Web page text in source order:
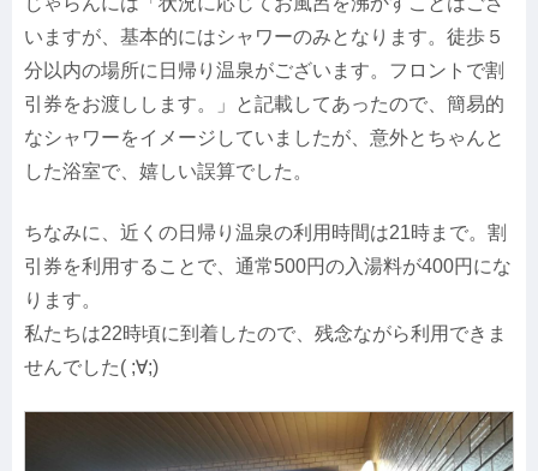
いますが、基本的にはシャワーのみとなります。徒歩５
分以内の場所に日帰り温泉がございます。フロントで割
引券をお渡しします。」と記載してあったので、簡易的
なシャワーをイメージしていましたが、意外とちゃんと
した浴室で、嬉しい誤算でした。
ちなみに、近くの日帰り温泉の利用時間は21時まで。割
引券を利用することで、通常500円の入湯料が400円にな
ります。
私たちは22時頃に到着したので、残念ながら利用できま
せんでした( ;∀;)